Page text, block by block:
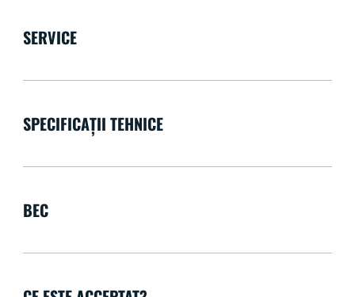
SERVICE
SPECIFICAȚII TEHNICE
BEC